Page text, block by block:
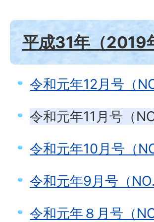
平成31年（2019
令和元年12月号（
令和元年11月号（
令和元年10月号（
令和元年9月号（
令和元年８月号（